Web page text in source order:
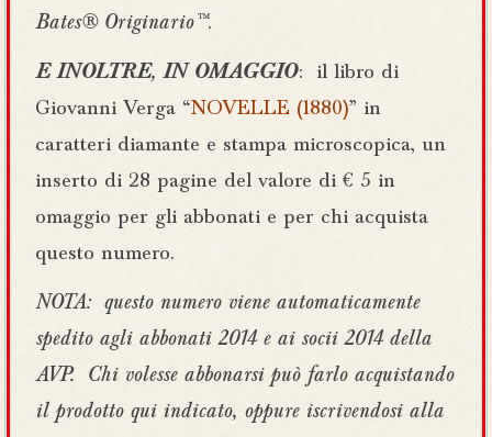
Bates® Originario™.
E INOLTRE, IN OMAGGIO: il libro di
Giovanni Verga “NOVELLE (1880)” in
caratteri diamante e stampa microscopica, un
inserto di 28 pagine del valore di € 5 in
omaggio per gli abbonati e per chi acquista
questo numero.
NOTA: questo numero viene automaticamente
spedito agli abbonati 2014 e ai socii 2014 della
AVP. Chi volesse abbonarsi può farlo acquistando
il prodotto qui indicato, oppure iscrivendosi alla